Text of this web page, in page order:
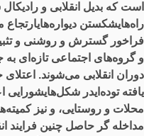
است که بدیل انقلابی و
راه‌هایشکستن
فراخور گسترش و روشنی و
و گروه‌های اجتماعی تازه‌ای به
دوران انقلابی می‌شوند.
یافته توده‌ایدر
محلات و روستایی، و نیز
مداخله گر حاصل چنین فرایند